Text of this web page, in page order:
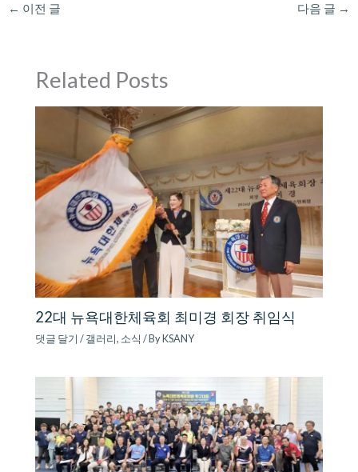
← 이전 글 다음 글 →
Related Posts
22대 뉴욕대한체육회 최미경 회장 취임식
댓글 달기 /갤러리, 소식 / ByKSANY